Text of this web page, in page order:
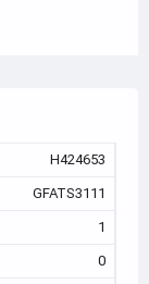
Н424653
GFATS3111
1
0